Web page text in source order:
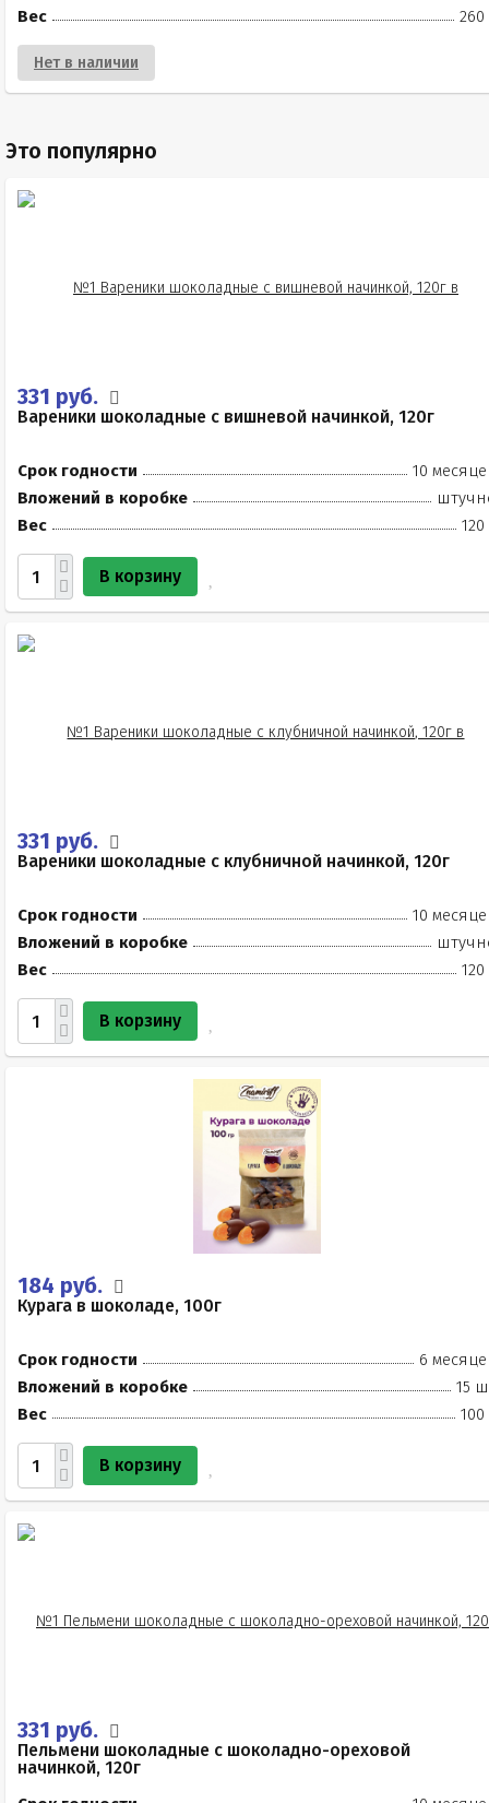
Вес
260
Нет в наличии
Это популярно
331 руб.
Вареники шоколадные с вишневой начинкой, 120г
Срок годности
10
Вложений в коробке
Вес
120
В корзину
331 руб.
Вареники шоколадные с клубничной начинкой, 120г
Срок годности
10
Вложений в коробке
Вес
120
В корзину
184 руб.
Курага в шоколаде, 100г
Срок годности
6
Вложений в коробке
15
Вес
100
В корзину
331 руб.
Пельмени шоколадные с шоколадно-ореховой
начинкой, 120г